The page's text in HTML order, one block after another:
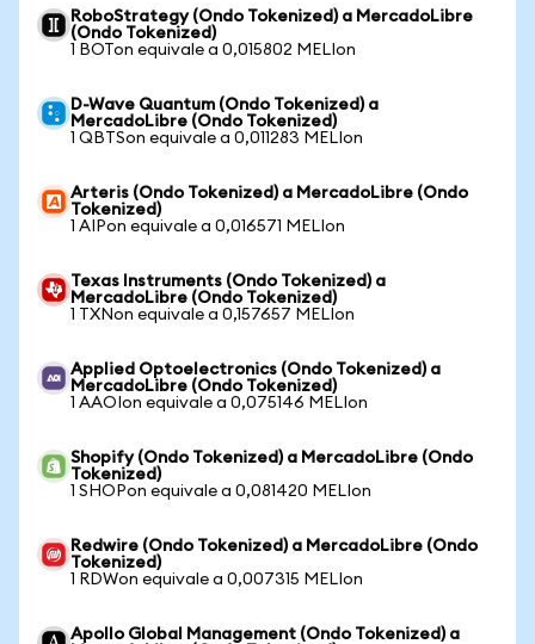
RoboStrategy (Ondo Tokenized) a MercadoLibre
(Ondo Tokenized)
1 BOTon equivale a 0,015802 MELIon
D-Wave Quantum (Ondo Tokenized) a
MercadoLibre (Ondo Tokenized)
1 QBTSon equivale a 0,011283 MELIon
Arteris (Ondo Tokenized) a MercadoLibre (Ondo
Tokenized)
1 AIPon equivale a 0,016571 MELIon
Texas Instruments (Ondo Tokenized) a
MercadoLibre (Ondo Tokenized)
1 TXNon equivale a 0,157657 MELIon
Applied Optoelectronics (Ondo Tokenized) a
MercadoLibre (Ondo Tokenized)
1 AAOIon equivale a 0,075146 MELIon
Shopify (Ondo Tokenized) a MercadoLibre (Ondo
Tokenized)
1 SHOPon equivale a 0,081420 MELIon
Redwire (Ondo Tokenized) a MercadoLibre (Ondo
Tokenized)
1 RDWon equivale a 0,007315 MELIon
Apollo Global Management (Ondo Tokenized) a